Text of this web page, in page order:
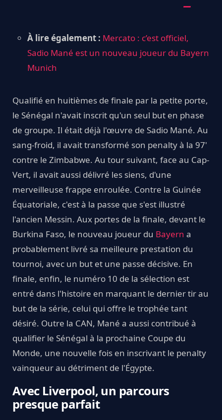
À lire également : Mercato : c’est officiel,
Sadio Mané est un nouveau joueur du Bayern
Munich
Qualifié en huitièmes de finale par la petite porte,
le Sénégal n'avait inscrit qu'un seul but en phase
de groupe. Il était déjà l'œuvre de Sadio Mané. Au
sang-froid, il avait transformé son penalty à la 97'
contre le Zimbabwe. Au tour suivant, face au Cap-
Vert, il avait aussi délivré les siens, d'une
merveilleuse frappe enroulée. Contre la Guinée
Équatoriale, c'est à la passe que s'est illustré
l'ancien Messin. Aux portes de la finale, devant le
Burkina Faso, le nouveau joueur du Bayern a
probablement livré sa meilleure prestation du
tournoi, avec un but et une passe décisive. En
finale, enfin, le numéro 10 de la sélection est
entré dans l'histoire en marquant le dernier tir au
but de la série, celui qui offre le trophée tant
désiré. Outre la CAN, Mané a aussi contribué à
qualifier le Sénégal à la prochaine Coupe du
Monde, une nouvelle fois en inscrivant le penalty
vainqueur au détriment de l'Égypte.
Avec Liverpool, un parcours
presque parfait